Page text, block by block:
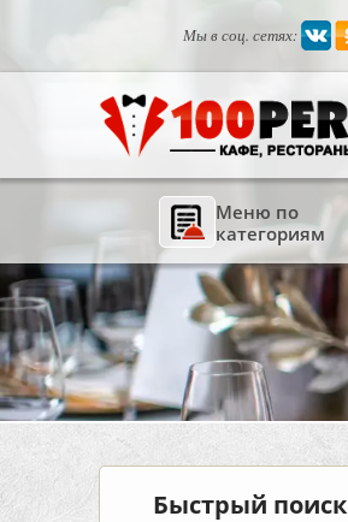
Мы в соц. сетях:
Меню по
категориям
Быстрый поиск